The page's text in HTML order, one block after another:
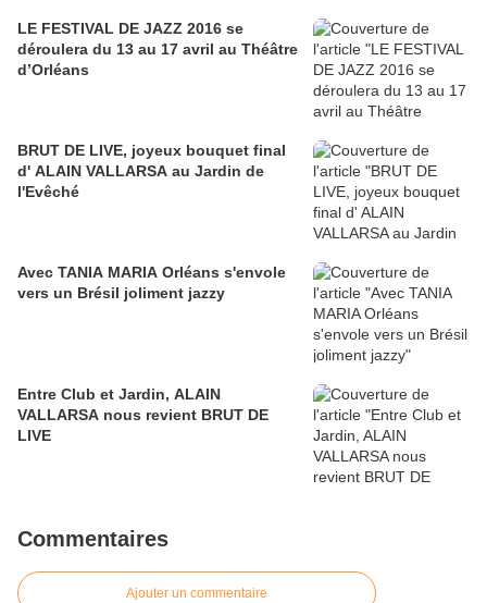
LE FESTIVAL DE JAZZ 2016 se
déroulera du 13 au 17 avril au Théâtre
d’Orléans
BRUT DE LIVE, joyeux bouquet final
d' ALAIN VALLARSA au Jardin de
l'Evêché
Avec TANIA MARIA Orléans s'envole
vers un Brésil joliment jazzy
Entre Club et Jardin, ALAIN
VALLARSA nous revient BRUT DE
LIVE
Commentaires
Ajouter un commentaire